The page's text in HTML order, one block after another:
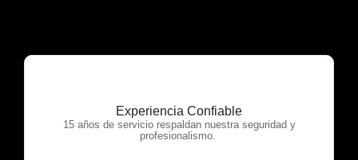
Experiencia Confiable
15 años de servicio respaldan nuestra seguridad y
profesionalismo.
OTP Servicios